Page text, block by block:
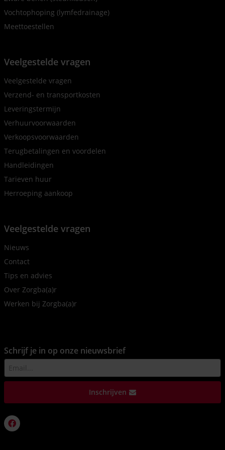
Vochtophoping (lymfedrainage)
Meettoestellen
Veelgestelde vragen
Veelgestelde vragen
Verzend- en transportkosten
Leveringstermijn
Verhuurvoorwaarden
Verkoopsvoorwaarden
Terugbetalingen en voordelen
Handleidingen
Tarieven huur
Herroeping aankoop
Veelgestelde vragen
Nieuws
Contact
Tips en advies
Over Zorgba(a)r
Werken bij Zorgba(a)r
Schrijf je in op onze nieuwsbrief
Inschrijven